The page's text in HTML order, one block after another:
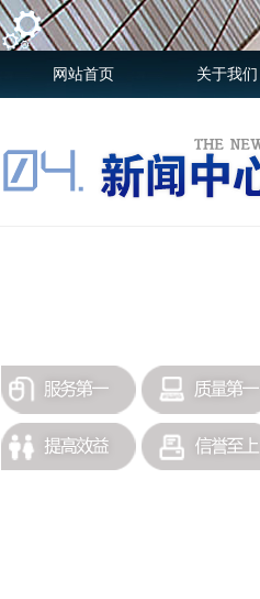
网站首页 关于我们